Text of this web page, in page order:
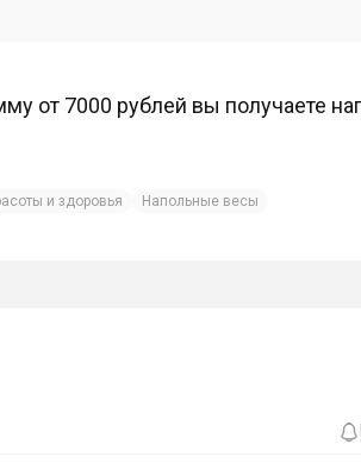
от 7000 рублей вы получаете
и здоровья Напольные весы